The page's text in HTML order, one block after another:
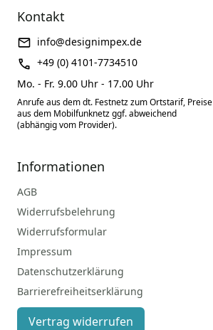
Kontakt
info@designimpex.de
+49 (0) 4101-7734510
Mo. - Fr. 9.00 Uhr - 17.00 Uhr
Anrufe aus dem dt. Festnetz zum Ortstarif, Preise
aus dem Mobilfunknetz ggf. abweichend
(abhängig vom Provider).
Informationen
AGB
Widerrufsbelehrung
Widerrufsformular
Impressum
Datenschutzerklärung
Barrierefreiheitserklärung
Vertrag widerrufen